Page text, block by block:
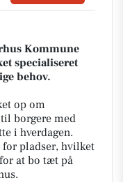
Kommune
specialiseret
behov.
op om
borgere med
i hverdagen.
for pladser, hvilket
at bo tæt på